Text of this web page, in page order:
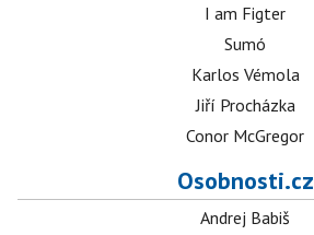
I am Figter
Sumó
Karlos Vémola
Jiří Procházka
Conor McGregor
Osobnosti.cz
Andrej Babiš